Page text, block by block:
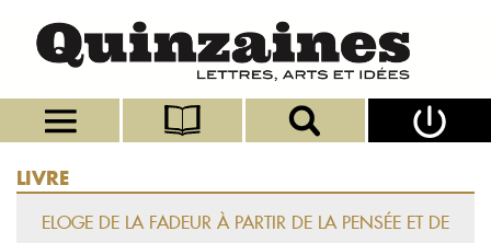
LIVRE
ELOGE DE LA FADEUR À PARTIR DE LA PENSÉE ET DE